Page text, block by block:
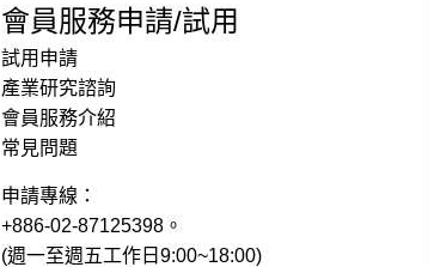
會員服務申請/試用
試用申請
產業研究諮詢
會員服務介紹
常見問題
申請專線：
+886-02-87125398。
(週一至週五工作日9:00~18:00)